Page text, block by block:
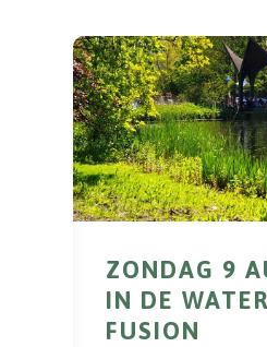
ZONDAG 9
IN DE
FUSION